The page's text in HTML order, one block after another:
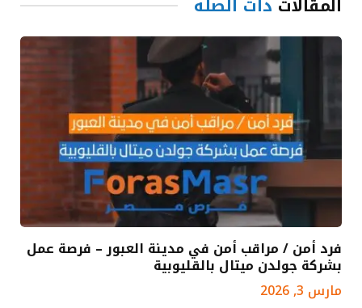
فرد أمن / مراقب أمن في مدينة العبور – فرصة عمل
بشركة جولدن ميتال بالقليوبية
مارس 3, 2026